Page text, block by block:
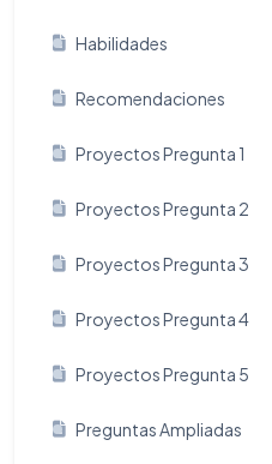
Habilidades
Recomendaciones
Proyectos Pregunta 1
Proyectos Pregunta 2
Proyectos Pregunta 3
Proyectos Pregunta 4
Proyectos Pregunta 5
Preguntas Ampliadas